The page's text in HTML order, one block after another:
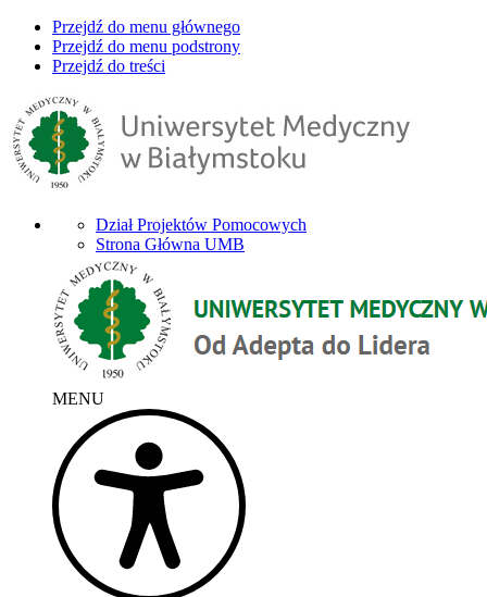
Przejdź do menu głównego
Przejdź do menu podstrony
Przejdź do treści
Dział Projektów Pomocowych
Strona Główna UMB
MENU